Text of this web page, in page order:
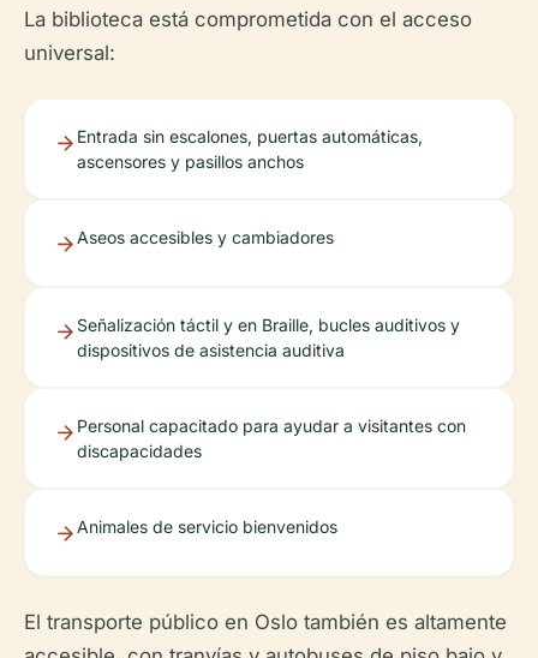
La biblioteca está comprometida con el acceso
universal:
Entrada sin escalones, puertas automáticas,
ascensores y pasillos anchos
Aseos accesibles y cambiadores
Señalización táctil y en Braille, bucles auditivos y
dispositivos de asistencia auditiva
Personal capacitado para ayudar a visitantes con
discapacidades
Animales de servicio bienvenidos
El transporte público en Oslo también es altamente